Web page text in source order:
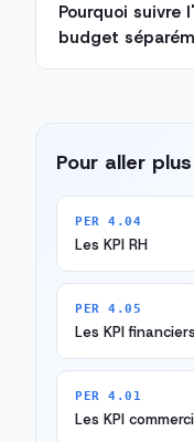
Pourquoi suivre
budget
Pour aller
PER 4.04
Les KPI RH
PER 4.05
Les KPI financiers
PER 4.01
Les KPI